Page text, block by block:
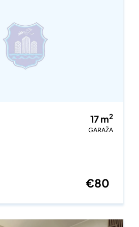
17m2
GARAŽA
€80